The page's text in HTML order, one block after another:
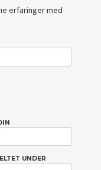
erfaringer med
UNDER